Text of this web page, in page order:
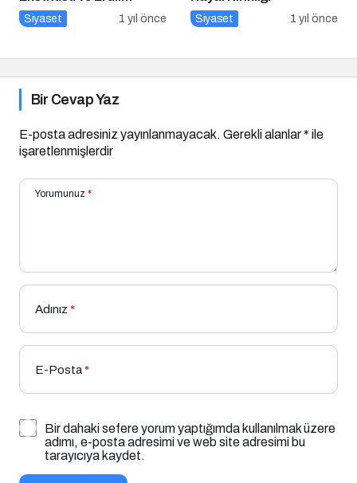
Grup’tan Cihat Yaycı’ya
Siyaset 1 yıl önce Siyaset 1 yıl önce
Bir Cevap Yaz
E-posta adresiniz yayınlanmayacak. Gerekli alanlar* ile
işaretlenmişlerdir
Yorumunuz *
Adınız *
E-Posta*
Bir dahaki sefere yorum yaptığımda kullanılmak üzere
adımı, e-posta adresimi ve web site adresimi bu
tarayıcıya kaydet.